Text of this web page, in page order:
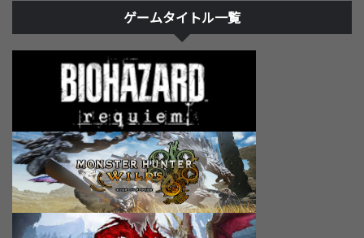
ゲームタイトル一覧